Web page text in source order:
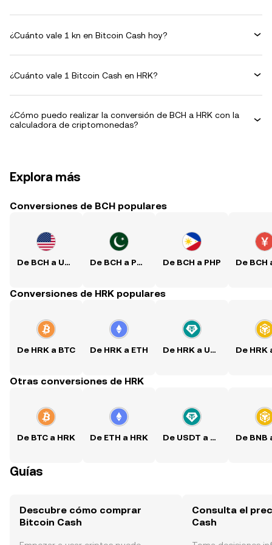
¿Cuánto vale 1 kn en Bitcoin Cash hoy?
¿Cuánto vale 1 Bitcoin Cash en HRK?
¿Cómo puedo realizar la conversión de BCH a HRK con la
calculadora de criptomonedas?
Explora más
Conversiones de BCH populares
De BCH a USD De BCH a PKR De BCH a PHP
Conversiones de HRK populares
De HRK a BTC De HRK a ETH De HRK a USDT
Otras conversiones de HRK
De BTC a HRK De ETH a HRK De USDT a HRK
Guías
Descubre cómo comprar
Bitcoin Cash
Consulta el
Cash